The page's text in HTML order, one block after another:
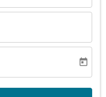
today